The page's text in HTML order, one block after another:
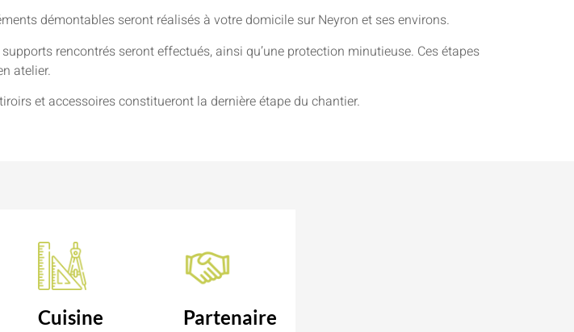
démontables seront réalisés à votre domicile sur Neyron et ses environs.
rencontrés seront effectués, ainsi qu’une protection minutieuse. Ces étapes
atelier.
et accessoires constitueront la dernière étape du chantier.
Cuisine
Partenaire